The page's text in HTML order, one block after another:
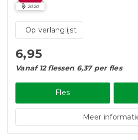
2020
Op verlanglijst
6,95
Vanaf 12 flessen 6,37 per fles
Fles
Meer